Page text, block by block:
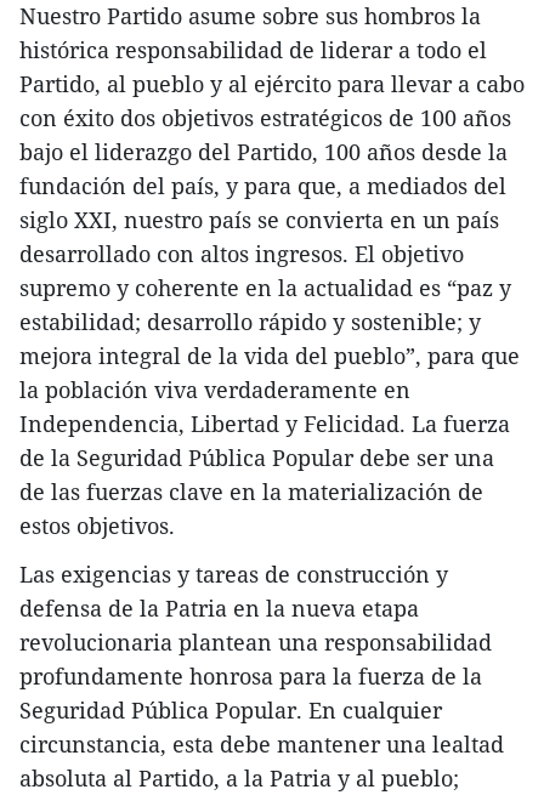
Nuestro Partido asume sobre sus hombros la
histórica responsabilidad de liderar a todo el
Partido, al pueblo y al ejército para llevar a cabo
con éxito dos objetivos estratégicos de 100 años
bajo el liderazgo del Partido, 100 años desde la
fundación del país, y para que, a mediados del
siglo XXI, nuestro país se convierta en un país
desarrollado con altos ingresos. El objetivo
supremo y coherente en la actualidad es “paz y
estabilidad; desarrollo rápido y sostenible; y
mejora integral de la vida del pueblo”, para que
la población viva verdaderamente en
Independencia, Libertad y Felicidad. La fuerza
de la Seguridad Pública Popular debe ser una
de las fuerzas clave en la materialización de
estos objetivos.
Las exigencias y tareas de construcción y
defensa de la Patria en la nueva etapa
revolucionaria plantean una responsabilidad
profundamente honrosa para la fuerza de la
Seguridad Pública Popular. En cualquier
circunstancia, esta debe mantener una lealtad
absoluta al Partido, a la Patria y al pueblo;